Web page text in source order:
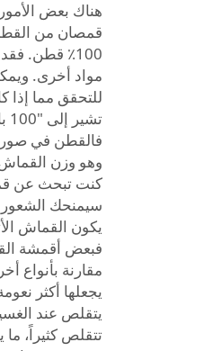
هناك بعض
قمصان من
100٪ قطن.
مواد أخرى.
فالقطن في
وهو وزن
كنت تبحث عن
سيمنحك الشعور
يكون القماش
فبعض أقمشة
مقارنة بأنواع
يجعلها أكثر
يتقلص عند
تتقلص كثيراً،